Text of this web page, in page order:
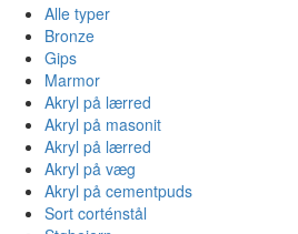
Alle typer
Bronze
Gips
Marmor
Akryl på lærred
Akryl på masonit
Akryl på lærred
Akryl på væg
Akryl på cementpuds
Sort corténstål